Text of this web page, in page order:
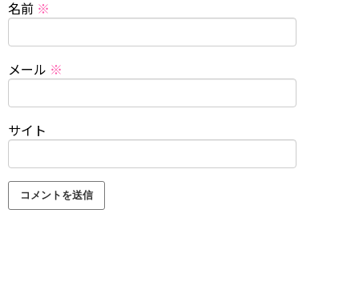
名前 ※
メール ※
サイト